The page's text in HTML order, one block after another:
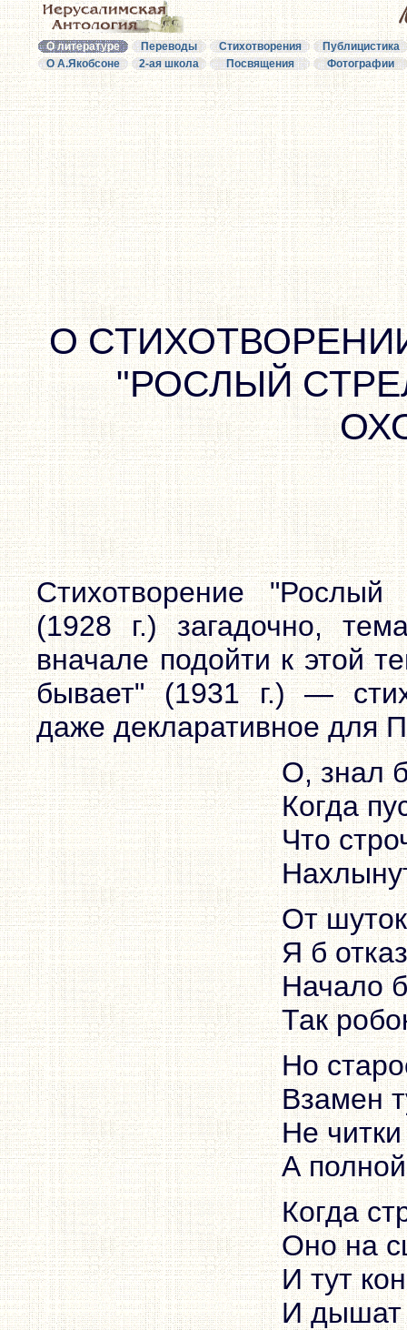
О литературе Переводы Стихотворения
Публицистика
О А.Якобсоне
2-ая школа Посвящения Фотографии
О
"РОСЛЫЙ
Стихотворение "Рослый
(1928 г.) загадочно,
вначале подойти к этой
бывает" (1931 г.) —
даже декларативное для
О, знал
Когда
Что
От
Я б
Начало
Так
Но
Взамен
Не читки
А
Когда
Оно на
И тут
И дышат